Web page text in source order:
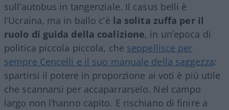
sull’autobus in tangenziale. Il casus belli è
l’Ucraina, ma in ballo c’è la solita zuffa per il
ruolo di guida della coalizione, in un’epoca di
politica piccola piccola, che seppellisce per
sempre Cencelli e il suo manuale della saggezza:
spartirsi il potere in proporzione ai voti è più utile
che scannarsi per accaparrarselo. Nel campo
largo non l’hanno capito. E rischiano di finire a